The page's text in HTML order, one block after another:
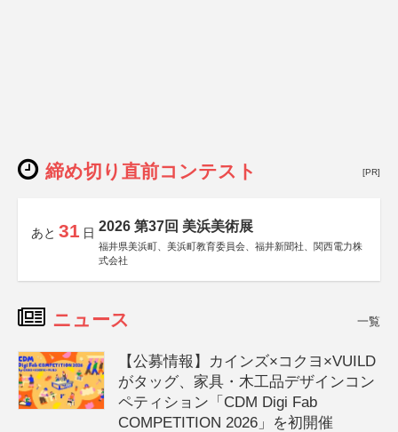
締め切り直前コンテスト [PR]
あと 31 日 2026 第37回 美浜美術展
福井県美浜町、美浜町教育委員会、福井新聞社、関西電力株
式会社
ニュース 一覧
【公募情報】カインズ×コクヨ×VUILD
がタッグ、家具・木工品デザインコン
ペティション「CDM Digi Fab
COMPETITION 2026」を初開催